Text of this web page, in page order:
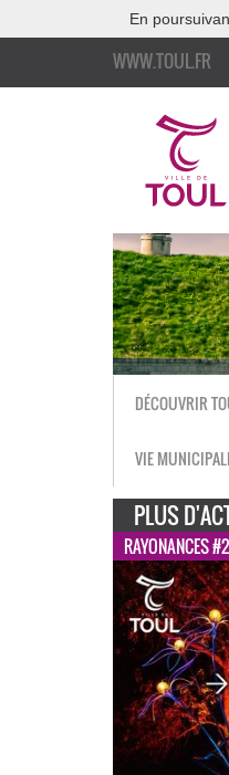
En
WWW.TOUL.FR
DÉCOUVRIR
VIE
PLUS
RAYONANCES #2